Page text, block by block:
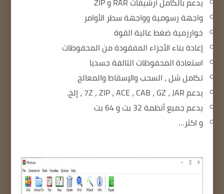
واجهة رسومية وواجهة سطر الأوامر
خوارزمية ضغط عالية القوة
إعادة بناء الأجزاء المفقودة من المحفوظات
استعادة المحفوظات التالفة جسديا
تكامل شل ، السحب والإسقاط والمعالج
يدعم 7Z ، ZIP ، ACE ، CAB ، GZ ، JAR ، إلخ.
يدعم جميع أنظمة 32 بت و 64 بت
و اكثر…